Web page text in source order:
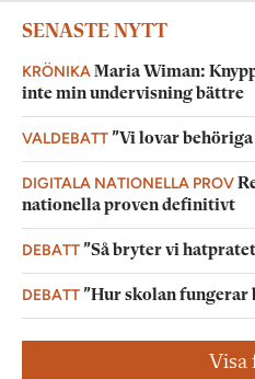
SENASTE NYTT
KRÖNIKA Maria Wiman:
inte min undervisning bättre
VALDEBATT”Vi lovar
DIGITALA NATIONELLA PROV
nationella proven definitivt
DEBATT”Så bryter vi
DEBATT”Hur skolan
Visa